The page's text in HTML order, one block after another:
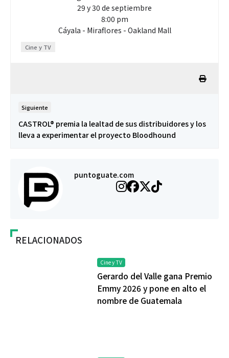
29 y 30 de septiembre
8:00 pm
Cáyala - Miraflores - Oakland Mall
Cine y TV
Siguiente
CASTROL® premia la lealtad de sus distribuidores y los
lleva a experimentar el proyecto Bloodhound
puntoguate.com
RELACIONADOS
Cine y TV
Gerardo del Valle gana Premio
Emmy 2026 y pone en alto el
nombre de Guatemala